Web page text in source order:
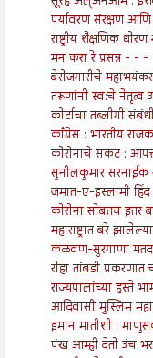
पर्यावरण संरक्षण
राष्ट्रीय शैक्षणिक
मन करा रे प्रसन्न - - -
बेरोजगारीचे
तरूणांनी स्व:चे नेतृत्व
कोर्टाचा तब्लीगी
काँग्रेस : भारतीय
कोरोनाचे संकट :
सुनीलकुमार सरनाईक
जमात-ए-इस्लामी हिंद
कोरोना सोबतच इतर
महाराष्ट्रात बरे
कळवण-सुरगाणा
रोहा तांबडी
राज्यपालांच्या हस्ते
आदिवासी मुस्लिम
इमान मातीशी :
पंख आम्ही देतो उंच